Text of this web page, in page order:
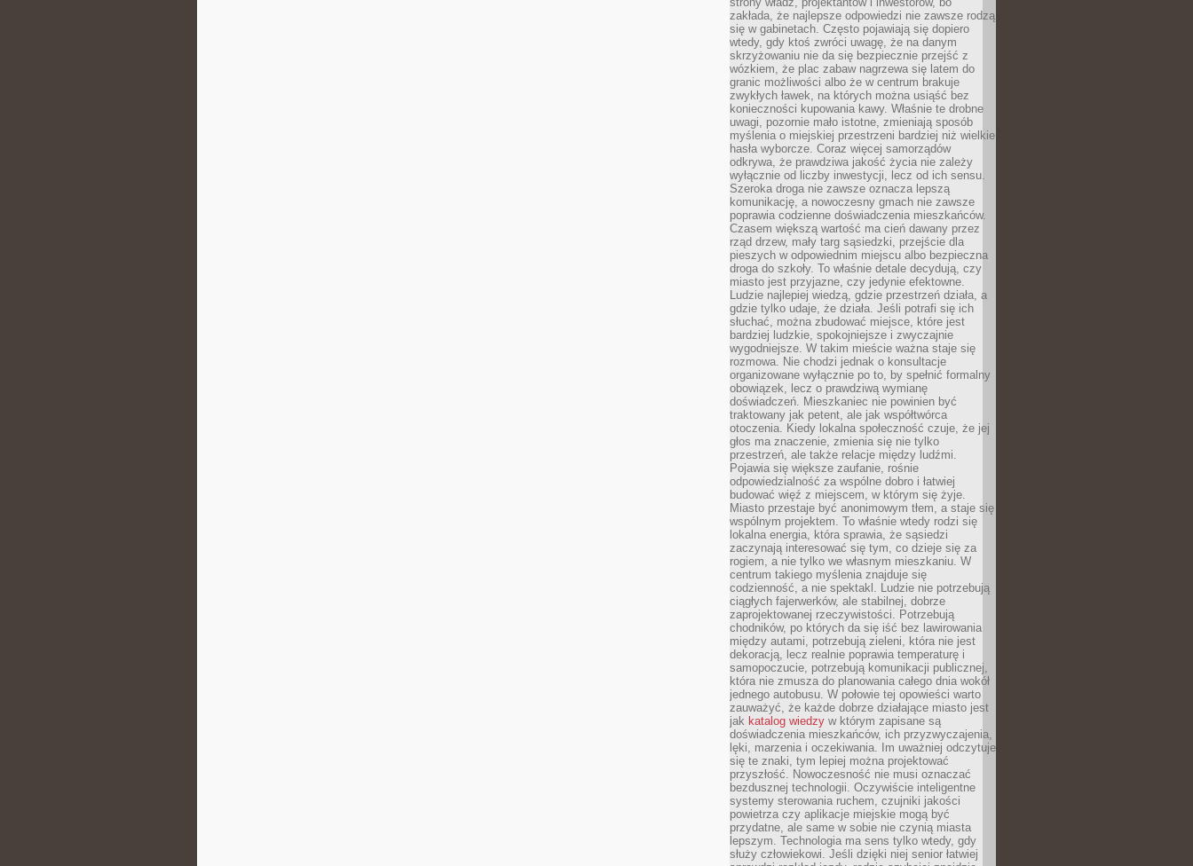
zakłada, że najlepsze odpowiedzi nie zawsze rodzą
się w gabinetach. Często pojawiają się dopiero
wtedy, gdy ktoś zwróci uwagę, że na danym
skrzyżowaniu nie da się bezpiecznie przejść z
wózkiem, że plac zabaw nagrzewa się latem do
granic możliwości albo że w centrum brakuje
zwykłych ławek, na których można usiąść bez
konieczności kupowania kawy. Właśnie te drobne
uwagi, pozornie mało istotne, zmieniają sposób
myślenia o miejskiej przestrzeni bardziej niż wielkie
hasła wyborcze. Coraz więcej samorządów
odkrywa, że prawdziwa jakość życia nie zależy
wyłącznie od liczby inwestycji, lecz od ich sensu.
Szeroka droga nie zawsze oznacza lepszą
komunikację, a nowoczesny gmach nie zawsze
poprawia codzienne doświadczenia mieszkańców.
Czasem większą wartość ma cień dawany przez
rząd drzew, mały targ sąsiedzki, przejście dla
pieszych w odpowiednim miejscu albo bezpieczna
droga do szkoły. To właśnie detale decydują, czy
miasto jest przyjazne, czy jedynie efektowne.
Ludzie najlepiej wiedzą, gdzie przestrzeń działa, a
gdzie tylko udaje, że działa. Jeśli potrafi się ich
słuchać, można zbudować miejsce, które jest
bardziej ludzkie, spokojniejsze i zwyczajnie
wygodniejsze. W takim mieście ważna staje się
rozmowa. Nie chodzi jednak o konsultacje
organizowane wyłącznie po to, by spełnić formalny
obowiązek, lecz o prawdziwą wymianę
doświadczeń. Mieszkaniec nie powinien być
traktowany jak petent, ale jak współtwórca
otoczenia. Kiedy lokalna społeczność czuje, że jej
głos ma znaczenie, zmienia się nie tylko
przestrzeń, ale także relacje między ludźmi.
Pojawia się większe zaufanie, rośnie
odpowiedzialność za wspólne dobro i łatwiej
budować więź z miejscem, w którym się żyje.
Miasto przestaje być anonimowym tłem, a staje się
wspólnym projektem. To właśnie wtedy rodzi się
lokalna energia, która sprawia, że sąsiedzi
zaczynają interesować się tym, co dzieje się za
rogiem, a nie tylko we własnym mieszkaniu. W
centrum takiego myślenia znajduje się
codzienność, a nie spektakl. Ludzie nie potrzebują
ciągłych fajerwerków, ale stabilnej, dobrze
zaprojektowanej rzeczywistości. Potrzebują
chodników, po których da się iść bez lawirowania
między autami, potrzebują zieleni, która nie jest
dekoracją, lecz realnie poprawia temperaturę i
samopoczucie, potrzebują komunikacji publicznej,
która nie zmusza do planowania całego dnia wokół
jednego autobusu. W połowie tej opowieści warto
zauważyć, że każde dobrze działające miasto jest
jak katalog wiedzy w którym zapisane są
doświadczenia mieszkańców, ich przyzwyczajenia,
lęki, marzenia i oczekiwania. Im uważniej odczytuje
się te znaki, tym lepiej można projektować
przyszłość. Nowoczesność nie musi oznaczać
bezdusznej technologii. Oczywiście inteligentne
systemy sterowania ruchem, czujniki jakości
powietrza czy aplikacje miejskie mogą być
przydatne, ale same w sobie nie czynią miasta
lepszym. Technologia ma sens tylko wtedy, gdy
służy człowiekowi. Jeśli dzięki niej senior łatwiej